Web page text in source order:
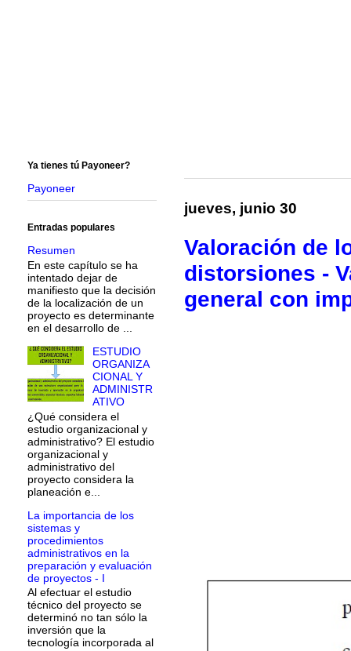
jueves, junio 30
Valoración de
distorsiones -
general con
Ya tienes tú Payoneer?
Payoneer
Entradas populares
Resumen
En este capítulo se ha
intentado dejar de
manifiesto que la decisión
de la localización de un
proyecto es determinante
en el desarrollo de ...
ESTUDIO
ORGANIZA
CIONAL Y
ADMINISTR
ATIVO
¿Qué considera el
estudio organizacional y
administrativo? El estudio
organizacional y
administrativo del
proyecto considera la
planeación e...
La importancia de los
sistemas y
procedimientos
administrativos en la
preparación y evaluación
de proyectos - I
Al efectuar el estudio
técnico del proyecto se
determinó no tan sólo la
inversión que la
tecnología incorporada al